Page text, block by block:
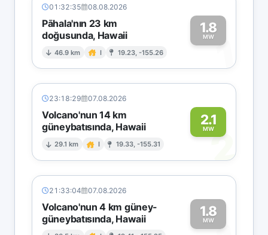
01:32:35 08.08.2026
Pāhala'nın 23 km
doğusunda, Hawaii
46.9 km I 19.23, -155.26
1.8
MW1
23:18:29 07.08.2026
Volcano'nun 14 km
güneybatısında, Hawaii
29.1 km I 19.33, -155.31
2.1
MW2
21:33:04 07.08.2026
Volcano'nun 4 km güney-
güneybatısında, Hawaii
1.8
MW